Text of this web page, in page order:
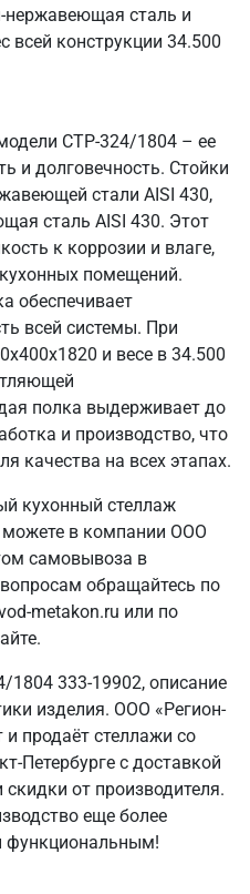
сталь и
всей конструкции 34.500
СТР-324/1804 – ее
и долговечность. Стойки
стали AISI 430,
сталь AISI 430. Этот
к коррозии и влаге,
помещений.
обеспечивает
всей системы. При
и весе в 34.500
полка выдерживает до
и производство, что
качества на всех этапах.
кухонный стеллаж
в компании ООО
самовывоза в
обращайтесь по
metakon.ru или по
333-19902, описание
изделия. ООО «Регион-
и продаёт стеллажи со
с доставкой
скидки от производителя.
еще более
функциональным!